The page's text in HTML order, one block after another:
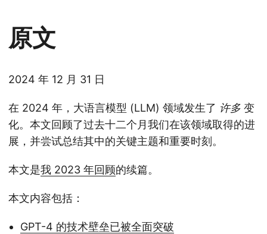
原文
2024 年 12 月 31 日
在 2024 年，大语言模型 (LLM) 领域发生了 许多 变
化。本文回顾了过去十二个月我们在该领域取得的进
展，并尝试总结其中的关键主题和重要时刻。
本文是我 2023 年回顾的续篇。
本文内容包括：
GPT-4 的技术壁垒已被全面突破